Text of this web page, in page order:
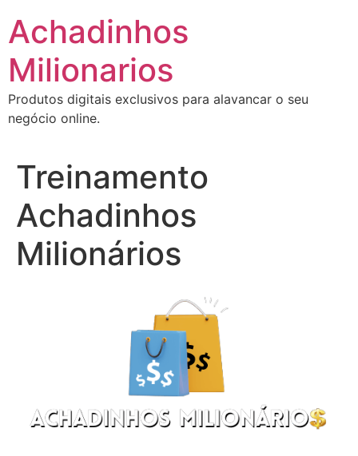
para
conteúdo
Achadinhos
Milionarios
Produtos digitais exclusivos para alavancar o seu
negócio online.
Treinamento
Achadinhos
Milionários